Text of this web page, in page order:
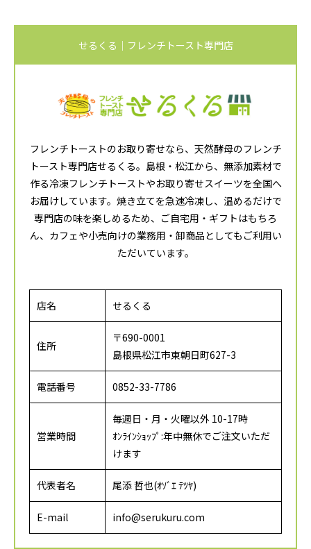
せるくる｜フレンチトースト専門店
フレンチトーストのお取り寄せなら、天然酵母のフレンチ
トースト専門店せるくる。島根・松江から、無添加素材で
作る冷凍フレンチトーストやお取り寄せスイーツを全国へ
お届けしています。焼き立てを急速冷凍し、温めるだけで
専門店の味を楽しめるため、ご自宅用・ギフトはもちろ
ん、カフェや小売向けの業務用・卸商品としてもご利用い
ただいています。
店名 せるくる
住所
〒690-0001
島根県松江市東朝日町627-3
電話番号 0852-33-7786
営業時間
毎週日・月・火曜以外 10-17時
ｵﾝﾗｲﾝｼｮｯﾌﾟ:年中無休でご注文いただ
けます
代表者名 尾添 哲也(ｵｿﾞｴ ﾃﾂﾔ)
E-mail info@serukuru.com